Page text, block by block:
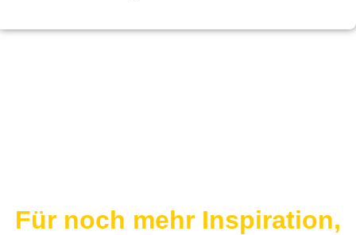
Für noch mehr Inspiration,